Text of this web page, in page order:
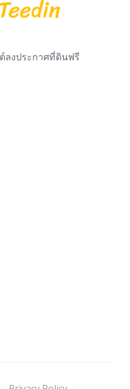
ลงประกาศที่ดินฟรี